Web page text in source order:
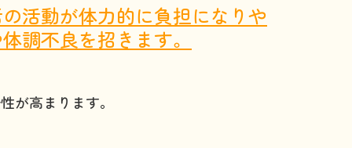
活動が体力的に負担になりや
調不良を招きます。
が高まります。